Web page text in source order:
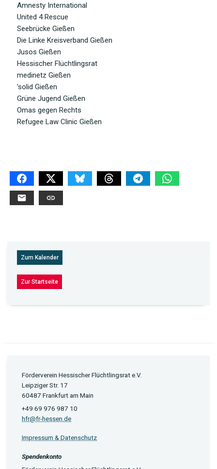
Amnesty International
United 4 Rescue
Seebrücke Gießen
Die Linke Kreisverband Gießen
Jusos Gießen
Hessischer Flüchtlingsrat
medinetz Gießen
’solid Gießen
Grüne Jugend Gießen
Omas gegen Rechts
Refugee Law Clinic Gießen
Zum Kalender
Zur Startseite
Förderverein Hessischer Flüchtlingsrat e.V.
Leipziger Str. 17
60487 Frankfurt am Main
+49 69 976 987 10
hfr@fr-hessen.de
Impressum & Datenschutz
Spendenkonto